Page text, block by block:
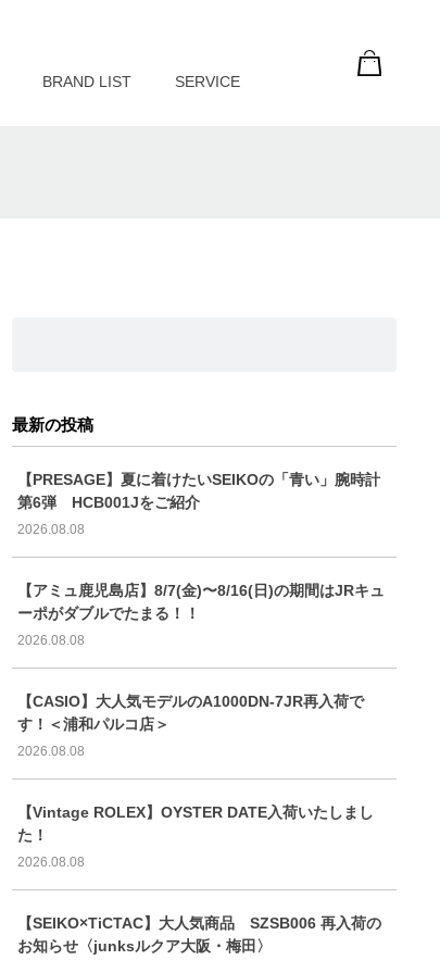
BRAND LIST SERVICE
最新の投稿
【PRESAGE】夏に着けたいSEIKOの「青い」腕時計
第6弾 HCB001Jをご紹介
2026.08.08
【アミュ鹿児島店】8/7(金)〜8/16(日)の期間はJRキュ
ーポがダブルでたまる！！
2026.08.08
【CASIO】大人気モデルのA1000DN-7JR再入荷で
す！＜浦和パルコ店＞
2026.08.08
【Vintage ROLEX】OYSTER DATE入荷いたしまし
た！
2026.08.08
【SEIKO×TiCTAC】大人気商品 SZSB006 再入荷の
お知らせ〈junksルクア大阪・梅田〉